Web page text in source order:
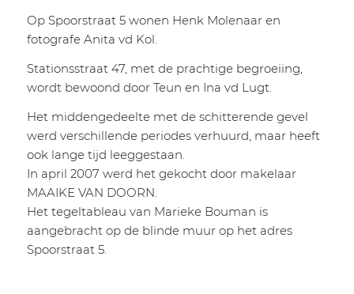
Op Spoorstraat 5 wonen Henk Molenaar en
fotografe Anita vd Kol.
Stationsstraat 47, met de prachtige begroeiing,
wordt bewoond door Teun en Ina vd Lugt.
Het middengedeelte met de schitterende gevel
werd verschillende periodes verhuurd, maar heeft
ook lange tijd leeggestaan.
In april 2007 werd het gekocht door makelaar
MAAIKE VAN DOORN.
Het tegeltableau van Marieke Bouman is
aangebracht op de blinde muur op het adres
Spoorstraat 5.